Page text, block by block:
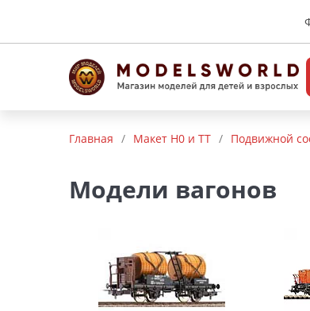
Радиоуправляемые модели
устройства
Пластиковые модели
Главная / Макет H0 и TT / Подвижной
Модели вагонов